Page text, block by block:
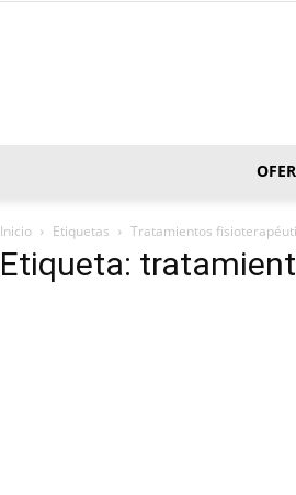
Inicio Etiquetas Tratamientos
Etiqueta: